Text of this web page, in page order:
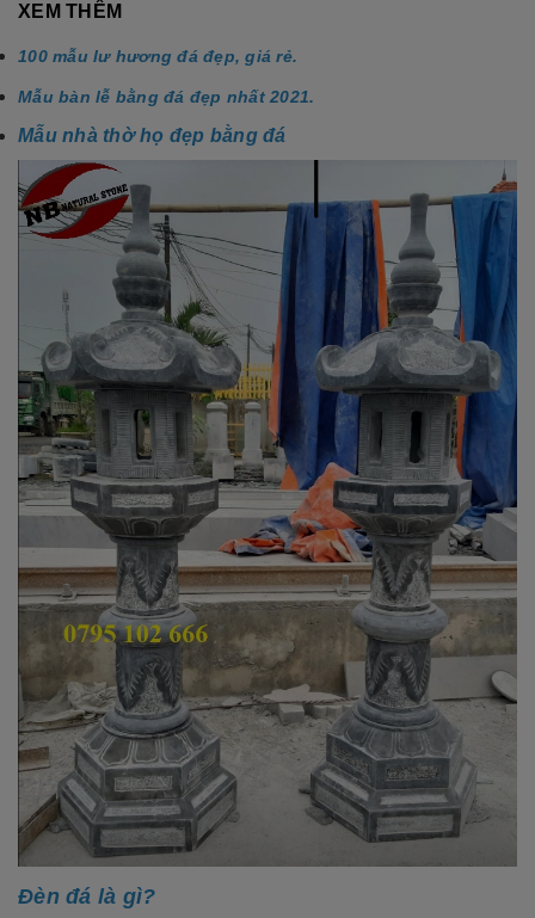
XEM THÊM
100 mẫu lư hương đá đẹp, giá rẻ.
Mẫu bàn lễ bằng đá đẹp nhất 2021.
Mẫu nhà thờ họ đẹp bằng đá
Đèn đá là gì?